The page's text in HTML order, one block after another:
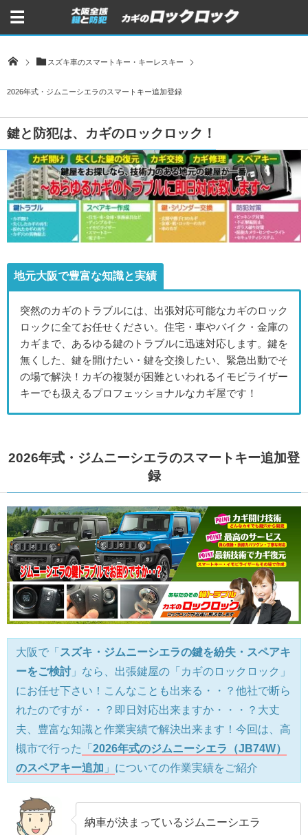
スズキ車のスマートキー・キーレスキー
2026年式・ジムニーシエラのスマートキー追加登録
鍵と防犯は、カギのロックロック！
地元大阪で豊富な知識と実績
突然のカギのトラブルには、出張対応可能なカギのロック
ロックに全てお任せください。住宅・車やバイク・金庫の
カギまで、あるゆる鍵のトラブルに迅速対応します。鍵を
無くした、鍵を開けたい・鍵を交換したい、緊急出動でそ
の場で解決！カギの複製が困難といわれるイモビライザー
キーでも扱えるプロフェッショナルなカギ屋です！
2026年式・ジムニーシエラのスマートキー追加登
録
大阪で「 スズキ・ジムニーシエラの鍵を紛失・スペアキ
ーをご検討 」なら、出張鍵屋の「カギのロックロック」
にお任せ下さい！こんなことも出来る・・？他社で断ら
れたのですが・・？即日対応出来ますか・・・？大丈
夫、豊富な知識と作業実績で解決出来ます！今回は、高
槻市で行った
「 2026年式のジムニーシエラ（JB74W）
のスペアキー追加 」 についての作業実績をご紹介
納車が決まっているジムニーシエラ